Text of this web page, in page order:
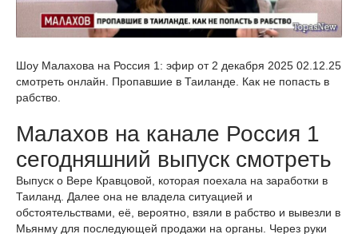
Шоу Малахова на Россия 1: эфир от 2 декабря 2025 02.12.25
смотреть онлайн. Пропавшие в Таиланде. Как не попасть в
рабство.
Малахов на канале Россия 1
сегодняшний выпуск смотреть
Выпуск о Вере Кравцовой, которая поехала на заработки в
Таиланд. Далее она не владела ситуацией и
обстоятельствами, её, вероятно, взяли в рабство и вывезли в
Мьянму для последующей продажи на органы. Через руки